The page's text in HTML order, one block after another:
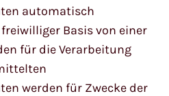
automatisch
Basis von einer
für die Verarbeitung
werden für Zwecke der